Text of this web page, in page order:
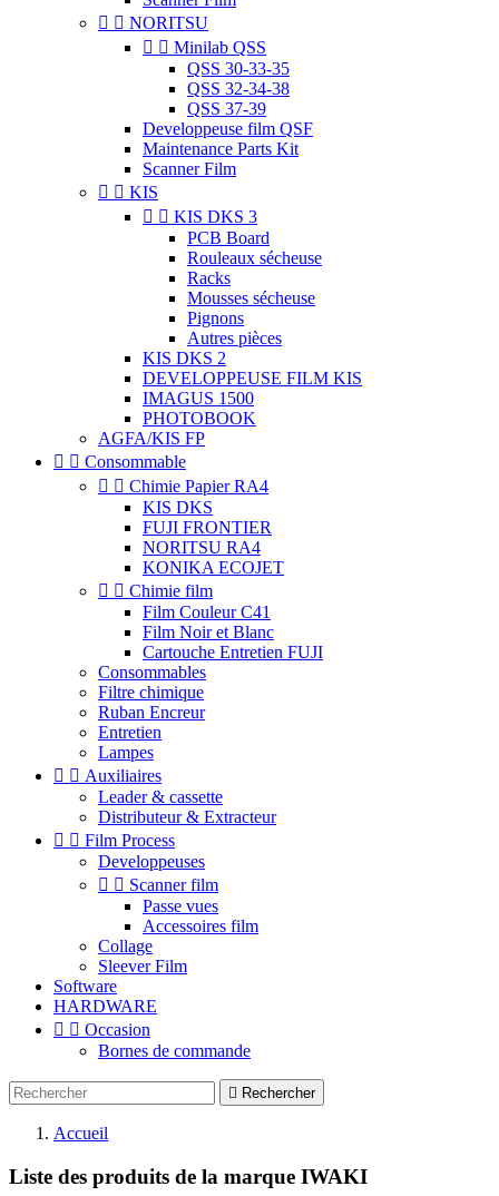
  NORITSU
  Minilab QSS
QSS 30-33-35
QSS 32-34-38
QSS 37-39
Developpeuse film QSF
Maintenance Parts Kit
Scanner Film
  KIS
  KIS DKS 3
PCB Board
Rouleaux sécheuse
Racks
Mousses sécheuse
Pignons
Autres pièces
KIS DKS 2
DEVELOPPEUSE FILM KIS
IMAGUS 1500
PHOTOBOOK
AGFA/KIS FP
  Consommable
  Chimie Papier RA4
KIS DKS
FUJI FRONTIER
NORITSU RA4
KONIKA ECOJET
  Chimie film
Film Couleur C41
Film Noir et Blanc
Cartouche Entretien FUJI
Consommables
Filtre chimique
Ruban Encreur
Entretien
Lampes
  Auxiliaires
Leader & cassette
Distributeur & Extracteur
  Film Process
Developpeuses
  Scanner film
Passe vues
Accessoires film
Collage
Sleever Film
Software
HARDWARE
  Occasion
Bornes de commande
 Rechercher
Accueil
Liste des produits de la marque IWAKI